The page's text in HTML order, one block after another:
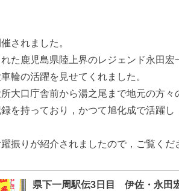
されました。
た鹿児島県陸上界のレジェンド永田
輪の活躍を見せてくれました。
大口庁舎前から湯之尾まで地元の方々
を持っており，かつて旭化成で活躍
振りが紹介されましたので，ご覧くだ
県下一周駅伝3日目 伊佐・永田